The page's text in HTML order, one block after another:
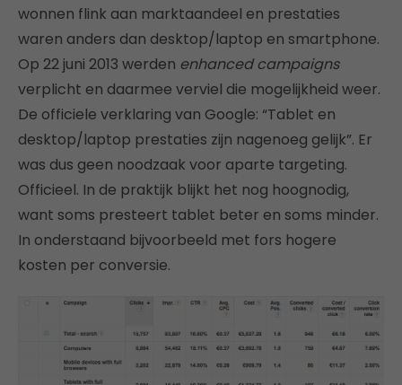
wonnen flink aan marktaandeel en prestaties
waren anders dan desktop/laptop en smartphone.
Op 22 juni 2013 werden enhanced campaigns
verplicht en daarmee verviel die mogelijkheid weer.
De officiele verklaring van Google: “Tablet en
desktop/laptop prestaties zijn nagenoeg gelijk”. Er
was dus geen noodzaak voor aparte targeting.
Officieel. In de praktijk blijkt het nog hoognodig,
want soms presteert tablet beter en soms minder.
In onderstaand bijvoorbeeld met fors hogere
kosten per conversie.